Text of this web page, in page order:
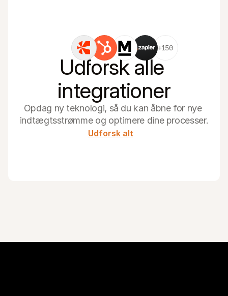
+150
Udforsk alle
integrationer
Opdag ny teknologi, så du kan åbne for nye
indtægtsstrømme og optimere dine processer.
Udforsk alt